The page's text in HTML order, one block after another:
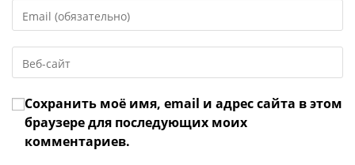
или
имя
чтобы
прокомментировать
свой
адрес,
чтобы
URL
веб-
сайта
(необязательно)
Сохранить моё имя, email и адрес сайта в этом
браузере для последующих моих
комментариев.